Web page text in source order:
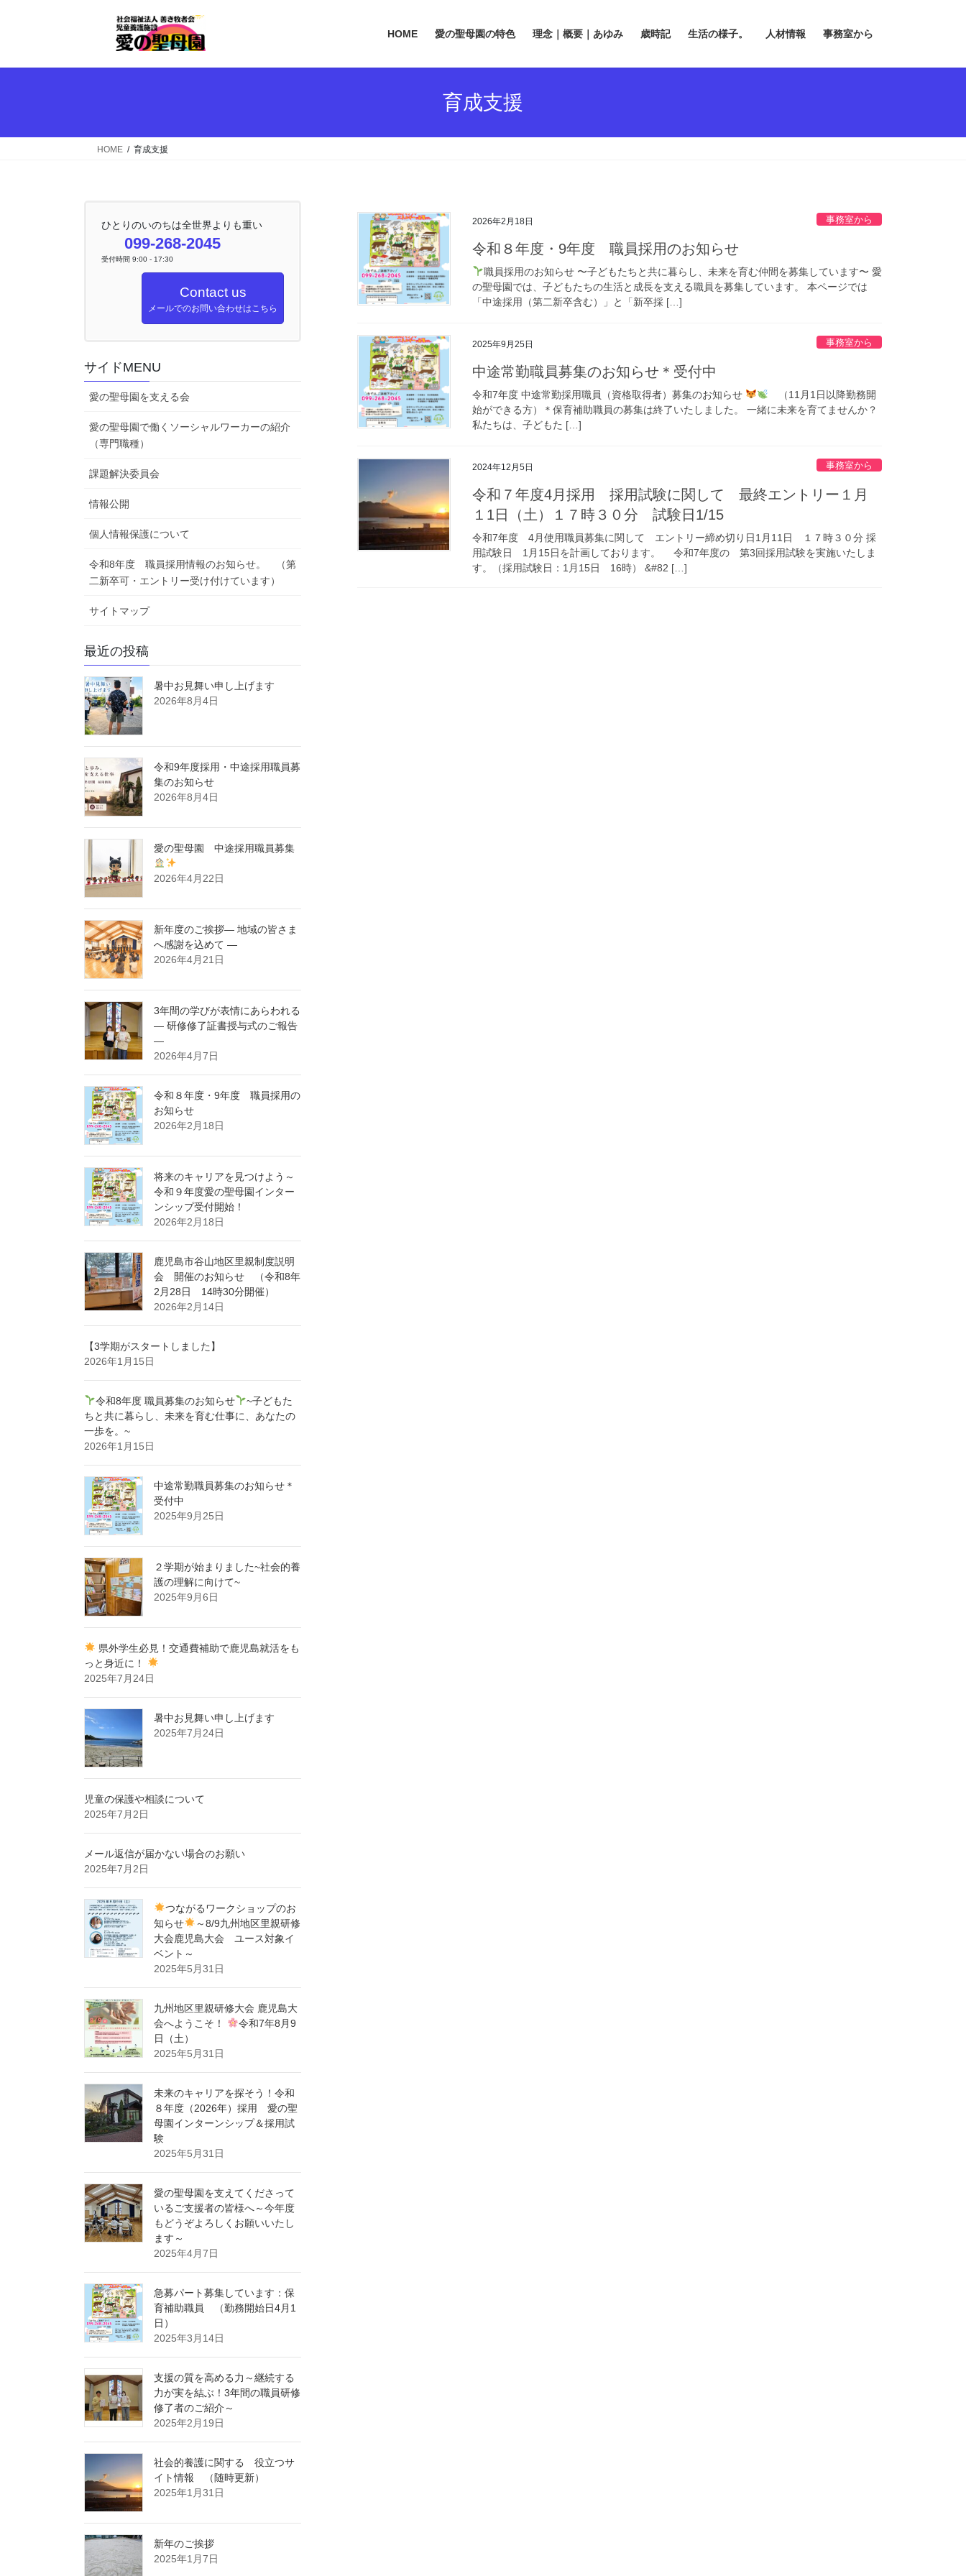
HOME 愛の聖母園の特色 理念｜概要｜あゆみ 歳時記 生活の様子。 人材情報 事務室から
育成支援
HOME 育成支援
2026年2月18日 事務室から
令和８年度・9年度 職員採用のお知らせ
職員採用のお知らせ 〜子どもたちと共に暮らし、未来を育む仲間を募集しています〜 愛
の聖母園では、子どもたちの生活と成長を支える職員を募集しています。 本ページでは
「中途採用（第二新卒含む）」と「新卒採 […]
2025年9月25日 事務室から
中途常勤職員募集のお知らせ＊受付中
令和7年度 中途常勤採用職員（資格取得者）募集のお知らせ
（11月1日以降勤務開
始ができる方）＊保育補助職員の募集は終了いたしました。 一緒に未来を育てませんか？
私たちは、子どもた […]
2024年12月5日 事務室から
令和７年度4月採用 採用試験に関して 最終エントリー１月
１1日（土）１７時３０分 試験日1/15
令和7年度 4月使用職員募集に関して エントリー締め切り日1月11日 １７時３０分 採
用試験日 1月15日を計画しております。 令和7年度の 第3回採用試験を実施いたしま
す。（採用試験日：1月15日 16時） &#82 […]
ひとりのいのちは全世界よりも重い
099-268-2045
受付時間 9:00 - 17:30
Contact us
メールでのお問い合わせはこちら
サイドMENU
愛の聖母園を支える会
愛の聖母園で働くソーシャルワーカーの紹介
（専門職種）
課題解決委員会
情報公開
個人情報保護について
令和8年度 職員採用情報のお知らせ。 （第
二新卒可・エントリー受け付けています）
サイトマップ
最近の投稿
暑中お見舞い申し上げます
2026年8月4日
令和9年度採用・中途採用職員募
集のお知らせ
2026年8月4日
愛の聖母園 中途採用職員募集
2026年4月22日
新年度のご挨拶― 地域の皆さま
へ感謝を込めて ―
2026年4月21日
3年間の学びが表情にあらわれる
― 研修修了証書授与式のご報告
―
2026年4月7日
令和８年度・9年度 職員採用の
お知らせ
2026年2月18日
将来のキャリアを見つけよう～
令和９年度愛の聖母園インター
ンシップ受付開始！
2026年2月18日
鹿児島市谷山地区里親制度説明
会 開催のお知らせ （令和8年
2月28日 14時30分開催）
2026年2月14日
【3学期がスタートしました】
2026年1月15日
令和8年度 職員募集のお知らせ
~子どもた
ちと共に暮らし、未来を育む仕事に、あなたの
一歩を。~
2026年1月15日
中途常勤職員募集のお知らせ＊
受付中
2025年9月25日
２学期が始まりました~社会的養
護の理解に向けて~
2025年9月6日
県外学生必見！交通費補助で鹿児島就活をも
っと身近に！
2025年7月24日
暑中お見舞い申し上げます
2025年7月24日
児童の保護や相談について
2025年7月2日
メール返信が届かない場合のお願い
2025年7月2日
つながるワークショップのお
知らせ
～8/9九州地区里親研修
大会鹿児島大会 ユース対象イ
ベント～
2025年5月31日
九州地区里親研修大会 鹿児島大
会へようこそ！
令和7年8月9
日（土）
2025年5月31日
未来のキャリアを探そう！令和
８年度（2026年）採用 愛の聖
母園インターンシップ＆採用試
験
2025年5月31日
愛の聖母園を支えてくださって
いるご支援者の皆様へ～今年度
もどうぞよろしくお願いいたし
ます～
2025年4月7日
急募パート募集しています：保
育補助職員 （勤務開始日4月1
日）
2025年3月14日
支援の質を高める力～継続する
力が実を結ぶ！3年間の職員研修
修了者のご紹介～
2025年2月19日
社会的養護に関する 役立つサ
イト情報 （随時更新）
2025年1月31日
新年のご挨拶
2025年1月7日